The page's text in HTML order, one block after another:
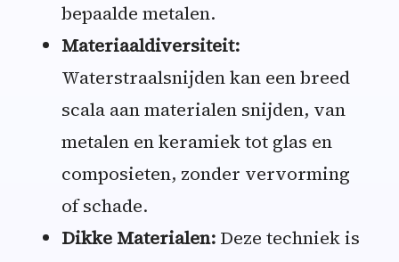
bepaalde metalen.
Materiaaldiversiteit:
Waterstraalsnijden kan een breed
scala aan materialen snijden, van
metalen en keramiek tot glas en
composieten, zonder vervorming
of schade.
Dikke Materialen:Deze techniek is